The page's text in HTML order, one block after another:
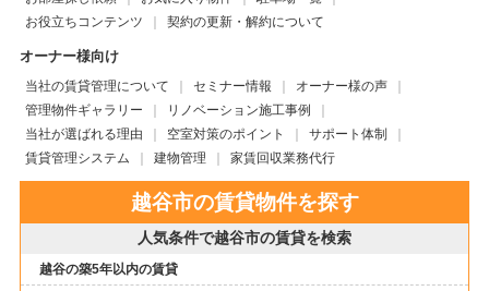
お役立ちコンテンツ
契約の更新・解約について
オーナー様向け
当社の賃貸管理について セミナー情報
オーナー様の声
管理物件ギャラリー
リノベーション施工事例
当社が選ばれる理由
空室対策のポイント
サポート体制
賃貸管理システム
建物管理 家賃回収業務代行
越谷市の賃貸物件を探す
人気条件で越谷市の賃貸を検索
越谷の築5年以内の賃貸